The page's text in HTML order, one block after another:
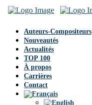
Auteurs-Compositeurs
Nouveautés
Actualités
TOP 100
À propos
Carrières
Contact